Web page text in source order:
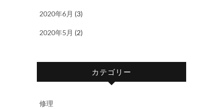
2020年6月 (3)
2020年5月 (2)
カテゴリー
修理